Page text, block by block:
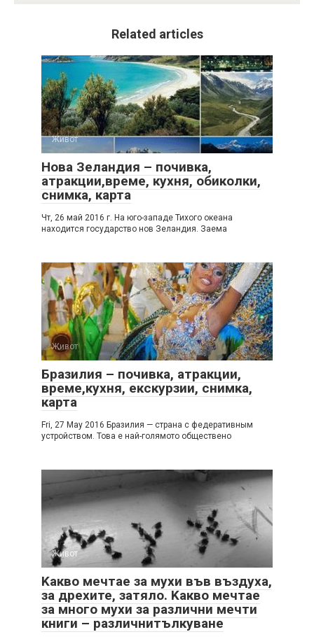
Related articles
Живот
Нова Зеландия – почивка,
атракции,време, кухня, обиколки,
снимка, карта
Чт, 26 май 2016 г. На юго-западе Тихого океана
находится государство нов Зеландия. Заема
Живот
Бразилия – почивка, атракции,
време,кухня, екскурзии, снимка,
карта
Fri, 27 May 2016 Бразилия — страна с федеративным
устройством. Това е най-голямото обществено
Живот
Kакво мечтае за мухи във въздуха,
за дрехите, затяло. Kакво мечтае
за много мухи за различни мечти
книги – различнитълкуване